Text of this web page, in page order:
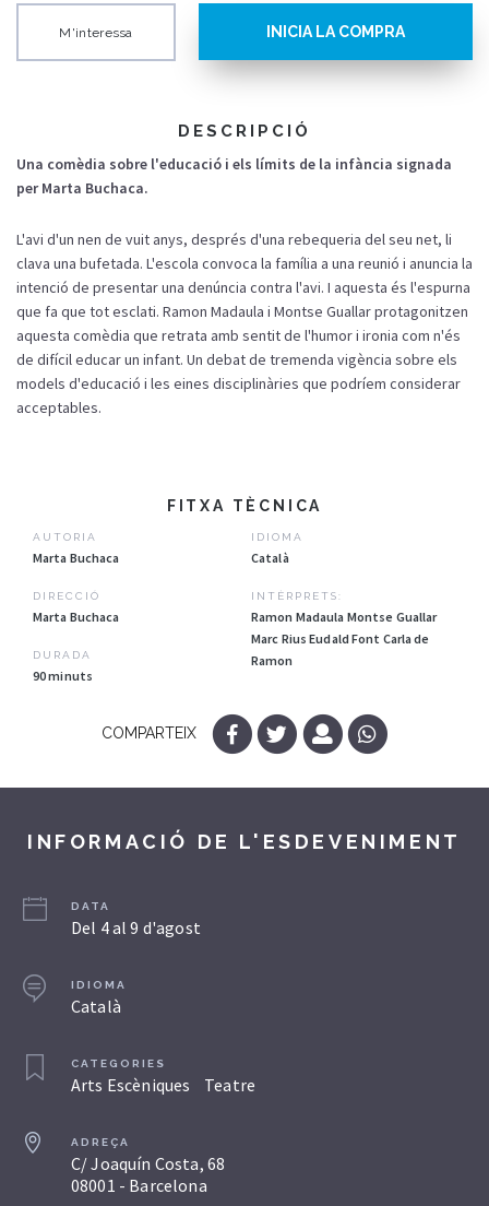
M'interessa INICIA LA COMPRA
DESCRIPCIÓ
Una comèdia sobre l'educació i els límits de la infància signada
per Marta Buchaca.
L'avi d'un nen de vuit anys, després d'una rebequeria delseu net, li
clava una bufetada. L'escola convoca la família a una reunió i anuncia la
intenció de presentar una denúncia contra l'avi. I aquesta és l'espurna
que fa que totesclati. Ramon Madaula i Montse Guallarprotagonitzen
aquesta comèdia que retrata amb sentitde l'humori ironia com n'és
de difícil educar un infant. Un debatde tremenda vigència sobre els
models d'educació i les eines disciplinàries que podríem considerar
acceptables.
FITXA TÈCNICA
AUTORIA
Marta Buchaca
DIRECCIÓ
Marta Buchaca
DURADA
90 minuts
IDIOMA
Català
INTÈRPRETS:
Ramon Madaula Montse Guallar
Marc Rius Eudald Font Carla de
Ramon
COMPARTEIX
INFORMACIÓ DE L'ESDEVENIMENT
DATA
Del 4 al 9 d'agost
IDIOMA
Català
CATEGORIES
Arts Escèniques Teatre
ADREÇA
C/ Joaquín Costa, 68
08001 - Barcelona